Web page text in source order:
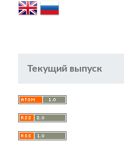
Текущий выпуск